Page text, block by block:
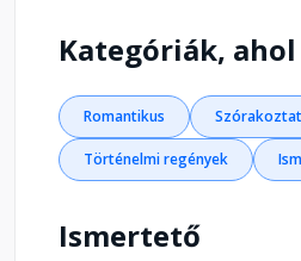
Kategóriák,
Romantikus
Történelmi regények
Ismertető